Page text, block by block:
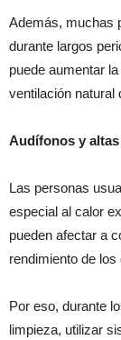
Además, muchas
durante largos
puede aumentar
ventilación natural
Audífonos y
Las personas
especial al calor
pueden afectar a
rendimiento de
Por eso, durante
limpieza, utilizar